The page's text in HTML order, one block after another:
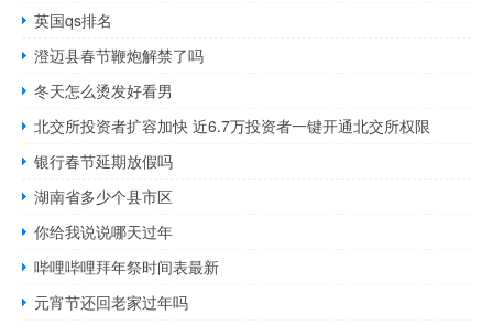
英国qs排名
澄迈县春节鞭炮解禁了吗
冬天怎么烫发好看男
北交所投资者扩容加快 近6.7万投资者一键开通北交所权限
银行春节延期放假吗
湖南省多少个县市区
你给我说说哪天过年
哔哩哔哩拜年祭时间表最新
元宵节还回老家过年吗